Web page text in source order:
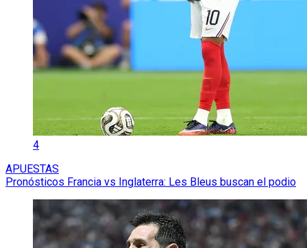
4
APUESTAS
Pronósticos Francia vs Inglaterra: Les Bleus buscan el podio